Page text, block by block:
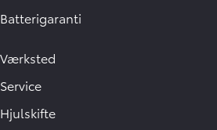
Batterigaranti
Værksted
Service
Hjulskifte